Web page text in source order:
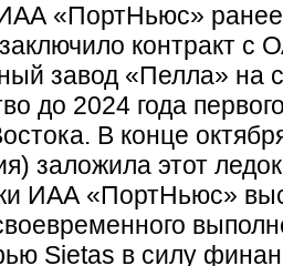
«ПортНьюс»
контракт с
завод «Пелла» на
до 2024 года
В конце
заложила этот
ИАА «ПортНьюс»
Sietas в силу